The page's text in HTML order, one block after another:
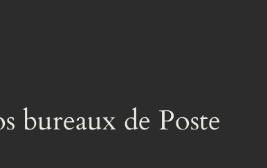
bureaux de Poste